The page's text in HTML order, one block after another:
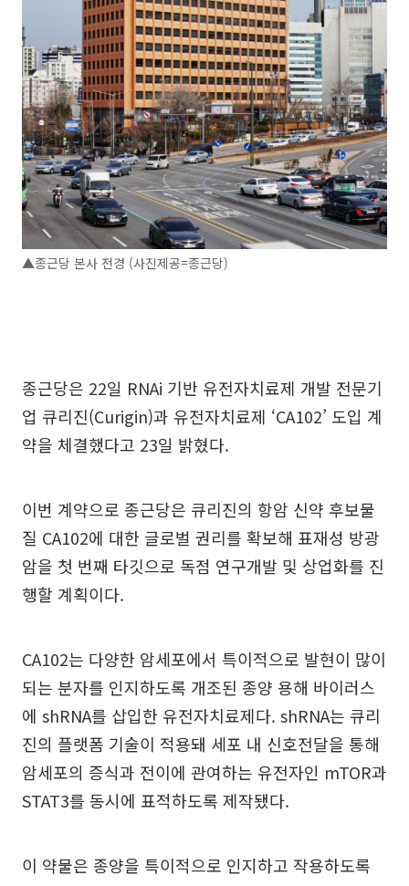
▲종근당 본사 전경 (사진제공=종근당)
종근당은 22일 RNAi 기반 유전자치료제 개발 전문기
업 큐리진(Curigin)과 유전자치료제 ‘CA102’ 도입 계
약을 체결했다고 23일 밝혔다.
이번 계약으로 종근당은 큐리진의 항암 신약 후보물
질 CA102에 대한 글로벌 권리를 확보해 표재성 방광
암을 첫 번째 타깃으로 독점 연구개발 및 상업화를 진
행할 계획이다.
CA102는 다양한 암세포에서 특이적으로 발현이 많이
되는 분자를 인지하도록 개조된 종양 용해 바이러스
에 shRNA를 삽입한 유전자치료제다. shRNA는 큐리
진의 플랫폼 기술이 적용돼 세포 내 신호전달을 통해
암세포의 증식과 전이에 관여하는 유전자인 mTOR과
STAT3를 동시에 표적하도록 제작됐다.
이 약물은 종양을 특이적으로 인지하고 작용하도록